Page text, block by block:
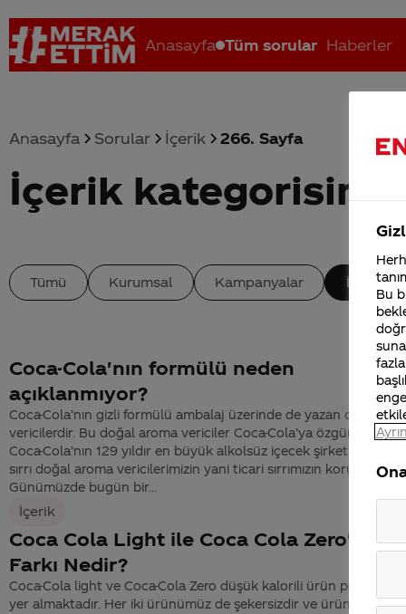
Anasayfa Tüm sorular Haberler
Coca-Cola nerenin malı? Coca cola İsrail malı mı Yani ...
Anasayfa Sorular İçerik 266. Sayfa
İçerik
Tümü Kurumsal Kampanyalar İçerik
Coca-Cola'nın formülü neden
açıklanmıyor?
Coca-Cola’nın gizli formülü ambalaj üzerinde de yazan doğal
vericilerdir. Bu doğal aroma vericiler Coca-Cola’ya özgün tadını
Coca-Cola’nın 129 yıldır en büyük alkolsüz içecek şirketi
sırrı doğal aroma vericilerimizin yani ticari sırrımızın
Günümüzde bugün bir...
İçerik
Coca Cola Light ile Coca Cola Zero'nun
Farkı Nedir?
Coca-Cola light ve Coca-Cola Zero düşük kalorili ürün
yer almaktadır. Her iki ürünümüz de şekersizdir ve ürünleri
Bu